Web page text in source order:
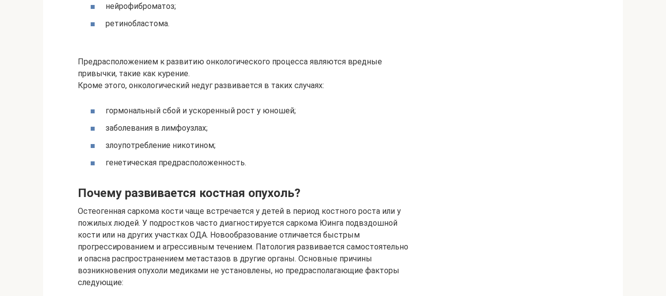
нейрофиброматоз;
ретинобластома.
Предрасположением к развитию онкологического процесса являются вредные
привычки, такие как курение.
Кроме этого, онкологический недуг развивается в таких случаях:
гормональный сбой и ускоренный рост у юношей;
заболевания в лимфоузлах;
злоупотребление никотином;
генетическая предрасположенность.
Почему развивается костная опухоль?
Остеогенная саркома кости чаще встречается у детей в период костного роста или у
пожилых людей. У подростков часто диагностируется саркома Юинга подвздошной
кости или на других участках ОДА. Новообразование отличается быстрым
прогрессированием и агрессивным течением. Патология развивается самостоятельно
и опасна распространением метастазов в другие органы. Основные причины
возникновения опухоли медиками не установлены, но предрасполагающие факторы
следующие: